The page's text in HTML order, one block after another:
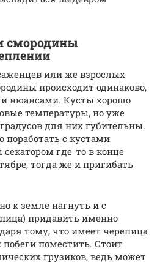
смородины
или же взрослых
происходит одинаково,
нюансами. Кусты хорошо
температуры, но уже
для них губительны.
с кустами
где-то в конце
тогда же и пригибать
к земле нагнуть и с
придавить именно
тому, что имеет черепица
поместить. Стоит
грузиков, ведь может